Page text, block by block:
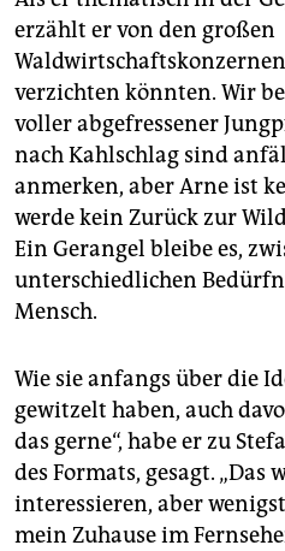
erzählt er von den großen
verzichten könnten. Wir
voller abgefressener
nach Kahlschlag sind
anmerken, aber Arne ist
werde kein Zurück zur
Ein Gerangel bleibe es,
unterschiedlichen
Mensch.
Wie sie anfangs über die
gewitzelt haben, auch
das gerne“, habe er zu
des Formats, gesagt. „Das
interessieren, aber
mein Zuhause im